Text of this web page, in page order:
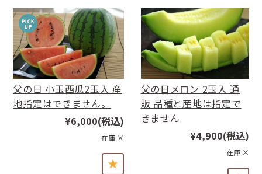
父の日 小玉西瓜2玉入 産
地指定はできません。
¥6,000(税込)
在庫 ×
父の日メロン 2玉入 通
販 品種と産地は指定で
きません
¥4,900(税込)
在庫 ×